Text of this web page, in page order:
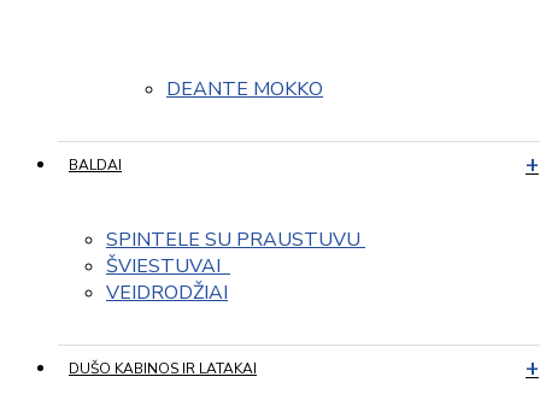
DEANTE MOKKO
BALDAI
SPINTELE SU PRAUSTUVU
ŠVIESTUVAI
VEIDRODŽIAI
DUŠO KABINOS IR LATAKAI